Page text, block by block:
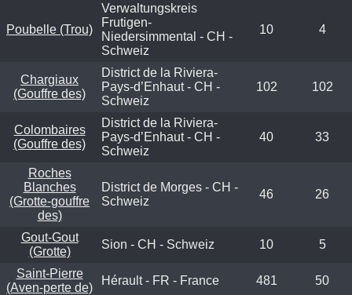
Poubelle (Trou)
Verwaltungskreis
Frutigen-
Niedersimmental - CH -
Schweiz
10 4
Chargiaux
(Gouffre des)
District de la Riviera-
Pays-d’Enhaut - CH -
Schweiz
102 102
Colombaires
(Gouffre des)
District de la Riviera-
Pays-d’Enhaut - CH -
Schweiz
40 33
Roches
Blanches
(Grotte-gouffre
des)
District de Morges - CH -
Schweiz
46 26
Gout-Gout
(Grotte)
Sion - CH - Schweiz 10 5
Saint-Pierre
(Aven-perte de)
Hérault - FR - France 481 50